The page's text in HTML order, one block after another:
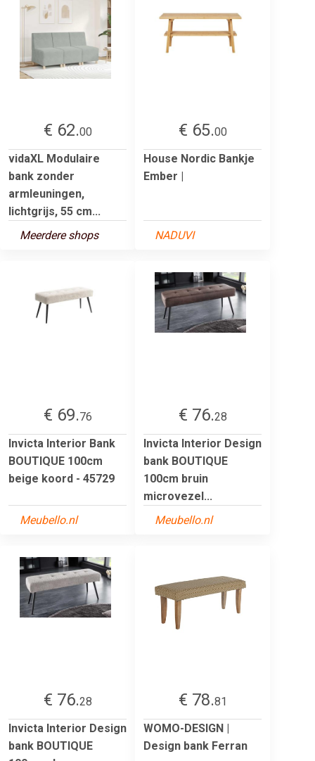
€ 62.00
vidaXL Modulaire
bank zonder
armleuningen,
lichtgrijs, 55 cm...
Meerdere shops
€ 65.00
House Nordic Bankje
Ember |
NADUVI
€ 69.76
Invicta Interior Bank
BOUTIQUE 100cm
beige koord - 45729
Meubello.nl
€ 76.28
Invicta Interior Design
bank BOUTIQUE
100cm bruin
microvezel...
Meubello.nl
€ 76.28
Invicta Interior Design
bank BOUTIQUE
€ 78.81
WOMO-DESIGN |
Design bank Ferran